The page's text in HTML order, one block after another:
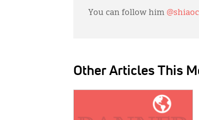
You can follow him
Other Articles This